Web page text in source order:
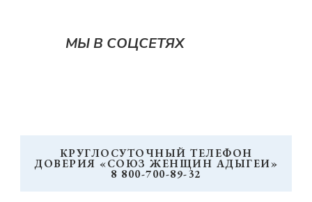
МЫ В СОЦСЕТЯХ
КРУГЛОСУТОЧНЫЙ ТЕЛЕФОН
ДОВЕРИЯ «СОЮЗ ЖЕНЩИН АДЫГЕИ»
8 800-700-89-32